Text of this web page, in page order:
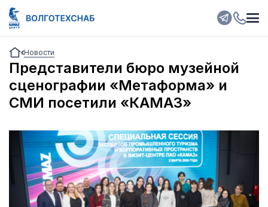
Новости
Представители бюро музейной
сценографии «Метаформа» и
СМИ посетили «КАМАЗ»